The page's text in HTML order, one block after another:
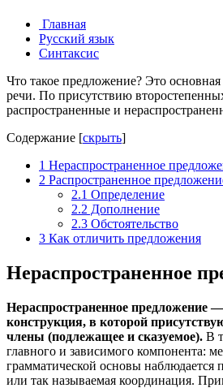
Главная
Русский язык
Синтаксис
Что такое предложение? Это
речи. По присутствию
распространенные и
Содержание [скрыть]
1 Нераспространенное
2 Распространенное
2.1 Определение
2.2 Дополнение
2.3 Обстоятельство
3 Как отличить предложения
Нераспространенное
Нераспространенное предложение
конструкция, в которой
члены (подлежащее и сказуемое). В
главного и зависимого компонента:
грамматической основы наблюдается
или так называемая координация.